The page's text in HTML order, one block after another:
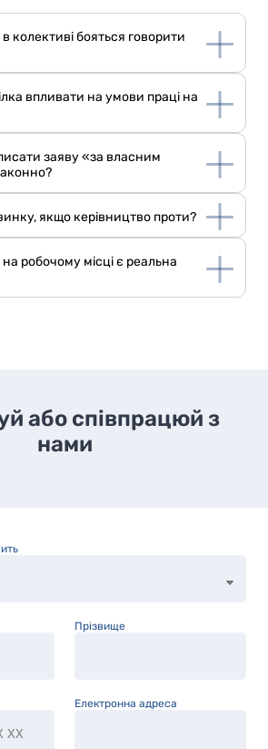
колективі бояться говорити
впливати на умови праці на
заяву «за власним
якщо керівництво проти?
робочому місці є реальна
або співпрацюй з
нами
Прізвище
Електронна адреса